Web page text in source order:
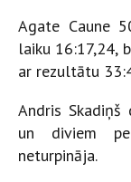
Agate Caune
laiku 16:17,24,
ar rezultātu
Andris Skadiņš
un diviem
neturpināja.